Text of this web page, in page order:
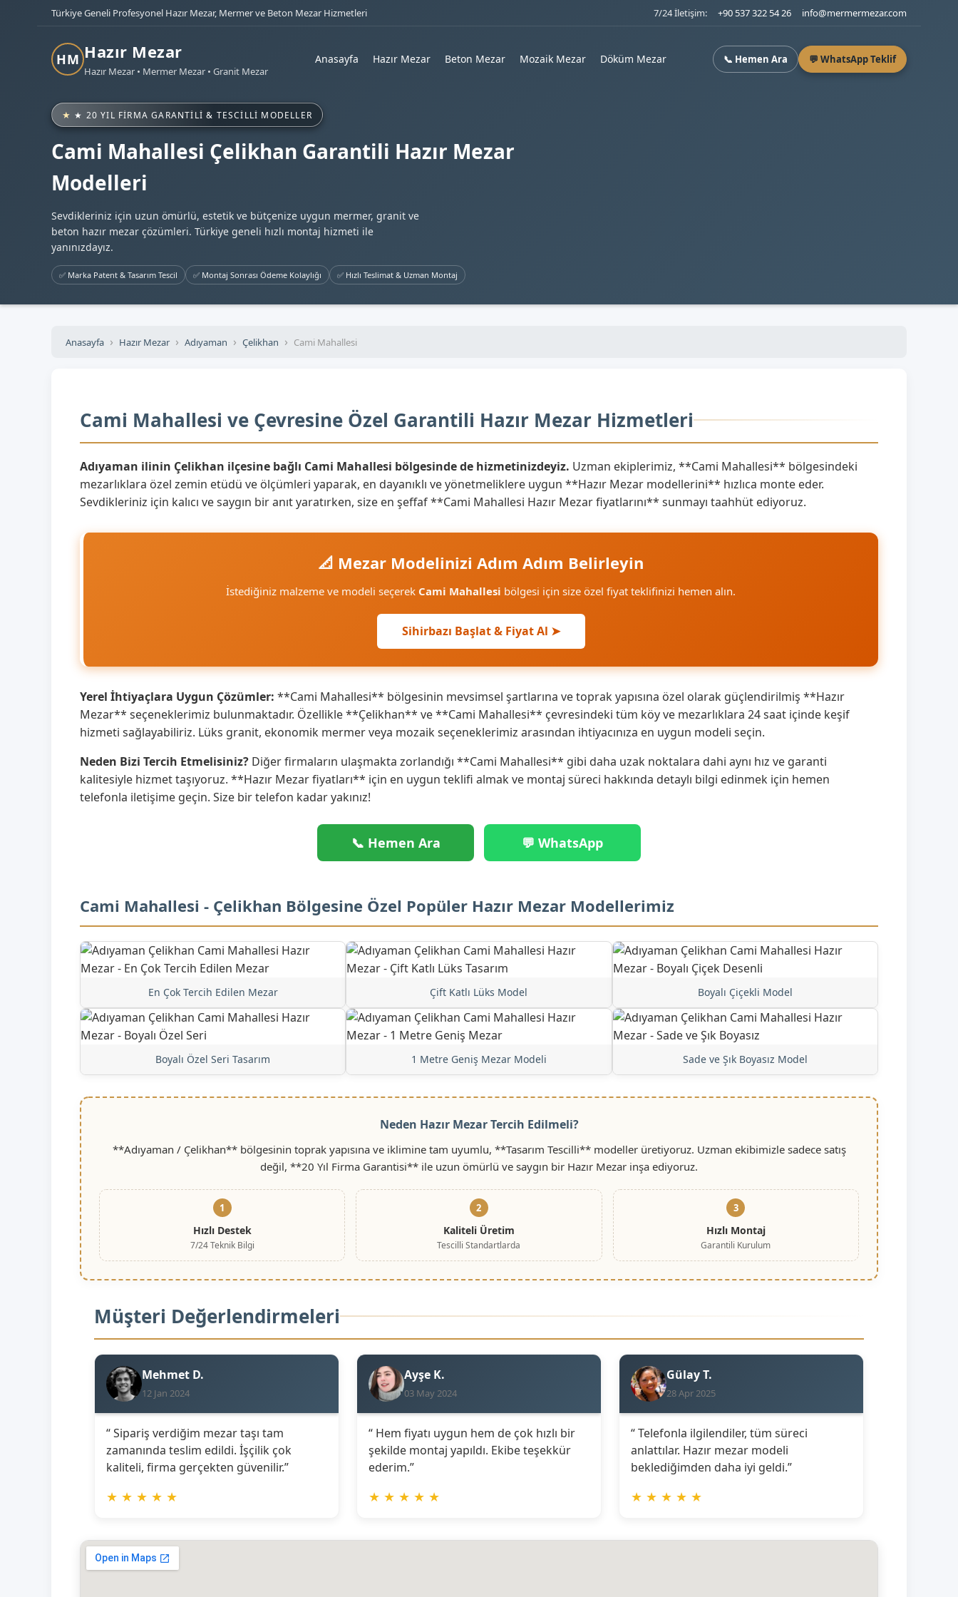
Türkiye Geneli Profesyonel Hazır Mezar, Mermer ve Beton Mezar Hizmetleri 7/24 İletişim: +90 537 322 54 26 info@mermermezar.com
HM Hazır Mezar
Hazır Mezar • Mermer Mezar • Granit Mezar
Anasayfa Hazır Mezar Beton Mezar Mozaik Mezar Döküm Mezar 📞 Hemen Ara 💬 WhatsApp Teklif
★ 20 YIL FIRMA GARANTILI & TESCILLI MODELLER
Cami Mahallesi Çelikhan Garantili Hazır Mezar
Modelleri
Sevdikleriniz için uzun ömürlü, estetik ve bütçenize uygun mermer, granit ve
beton hazır mezar çözümleri. Türkiye geneli hızlı montaj hizmeti ile
yanınızdayız.
✅ Marka Patent & Tasarım Tescil ✅ Montaj Sonrası Ödeme Kolaylığı ✅ Hızlı Teslimat & Uzman Montaj
Anasayfa Hazır Mezar Adıyaman Çelikhan Cami Mahallesi
Cami Mahallesi ve Çevresine Özel Garantili Hazır Mezar Hizmetleri
Adıyaman ilinin Çelikhan ilçesine bağlı Cami Mahallesi bölgesinde de hizmetinizdeyiz. Uzman ekiplerimiz, **Cami Mahallesi** bölgesindeki
mezarlıklara özel zemin etüdü ve ölçümleri yaparak, en dayanıklı ve yönetmeliklere uygun **Hazır Mezar modellerini** hızlıca monte eder.
Sevdikleriniz için kalıcı ve saygın bir anıt yaratırken, size en şeffaf **Cami Mahallesi Hazır Mezar fiyatlarını** sunmayı taahhüt ediyoruz.
📐 Mezar Modelinizi Adım Adım Belirleyin
İstediğiniz malzeme ve modeli seçerek Cami Mahallesi bölgesi için size özel fiyat teklifinizi hemen alın.
Sihirbazı Başlat & Fiyat Al ➤
Yerel İhtiyaçlara Uygun Çözümler: **Cami Mahallesi** bölgesinin mevsimsel şartlarına ve toprak yapısına özel olarak güçlendirilmiş **Hazır
Mezar** seçeneklerimiz bulunmaktadır. Özellikle **Çelikhan** ve **Cami Mahallesi** çevresindeki tüm köy ve mezarlıklara 24 saat içinde keşif
hizmeti sağlayabiliriz. Lüks granit, ekonomik mermer veya mozaik seçeneklerimiz arasından ihtiyacınıza en uygun modeli seçin.
Neden Bizi Tercih Etmelisiniz? Diğer firmaların ulaşmakta zorlandığı **Cami Mahallesi** gibi daha uzak noktalara dahi aynı hız ve garanti
kalitesiyle hizmet taşıyoruz. **Hazır Mezar fiyatları** için en uygun teklifi almak ve montaj süreci hakkında detaylı bilgi edinmek için hemen
telefonla iletişime geçin. Size bir telefon kadar yakınız!
📞 Hemen Ara 💬 WhatsApp
Cami Mahallesi - Çelikhan Bölgesine Özel Popüler Hazır Mezar Modellerimiz
En Çok Tercih Edilen Mezar Çift Katlı Lüks Model Boyalı Çiçekli Model
Boyalı Özel Seri Tasarım 1 Metre Geniş Mezar Modeli Sade ve Şık Boyasız Model
Neden Hazır Mezar Tercih Edilmeli?
**Adıyaman / Çelikhan** bölgesinin toprak yapısına ve iklimine tam uyumlu, **Tasarım Tescilli** modeller üretiyoruz. Uzman ekibimizle sadece satış
değil, **20 Yıl Firma Garantisi** ile uzun ömürlü ve saygın bir Hazır Mezar inşa ediyoruz.
1
Hızlı Destek
7/24 Teknik Bilgi
2
Kaliteli Üretim
Tescilli Standartlarda
3
Hızlı Montaj
Garantili Kurulum
Müşteri Değerlendirmeleri
Mehmet D.
12 Jan 2024
“ Sipariş verdiğim mezar taşı tam
zamanında teslim edildi. İşçilik çok
kaliteli, firma gerçekten güvenilir.”
★ ★ ★ ★ ★
Ayşe K.
03 May 2024
“ Hem fiyatı uygun hem de çok hızlı bir
şekilde montaj yapıldı. Ekibe teşekkür
ederim.”
★ ★ ★ ★ ★
Gülay T.
28 Apr 2025
“ Telefonla ilgilendiler, tüm süreci
anlattılar. Hazır mezar modeli
beklediğimden daha iyi geldi.”
★ ★ ★ ★ ★